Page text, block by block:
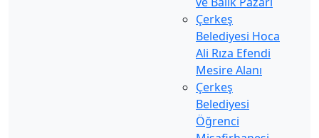
Çerkeş
Belediyesi Hoca
Ali Rıza Efendi
Mesire Alanı
Çerkeş
Belediyesi
Öğrenci